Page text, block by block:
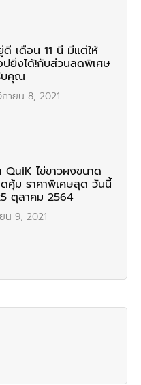
เดือน 11 นี้ มีแต่ให้
ยิ่งได้!กับส่วนลดพิเศษ
บคุณ
ายน 8, 2021
QuiK ไข่ขาวผงขนาด
คุ้ม ราคาพิเศษสุด วันนี้
ตุลาคม 2564
น 9, 2021